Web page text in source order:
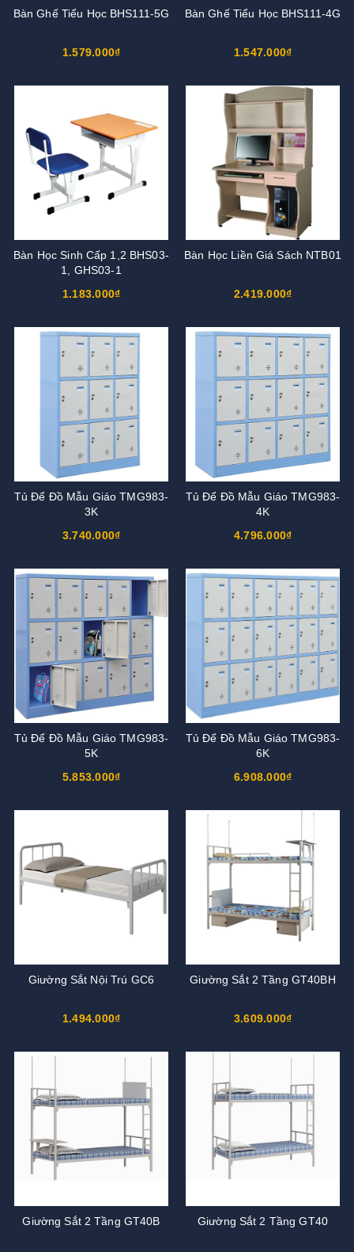
Bàn Ghế Tiểu Học BHS111-5G
1.579.000₫
Bàn Ghế Tiểu Học BHS111-4G
1.547.000₫
Bàn Học Sinh Cấp 1,2 BHS03-
1, GHS03-1
1.183.000₫
Bàn Học Liền Giá Sách NTB01
2.419.000₫
Tủ Để Đồ Mẫu Giáo TMG983-
3K
3.740.000₫
Tủ Để Đồ Mẫu Giáo TMG983-
4K
4.796.000₫
Tủ Để Đồ Mẫu Giáo TMG983-
5K
5.853.000₫
Tủ Để Đồ Mẫu Giáo TMG983-
6K
6.908.000₫
Giường Sắt Nội Trú GC6
1.494.000₫
Giường Sắt 2 Tầng GT40BH
3.609.000₫
Giường Sắt 2 Tầng GT40B Giường Sắt 2 Tầng GT40